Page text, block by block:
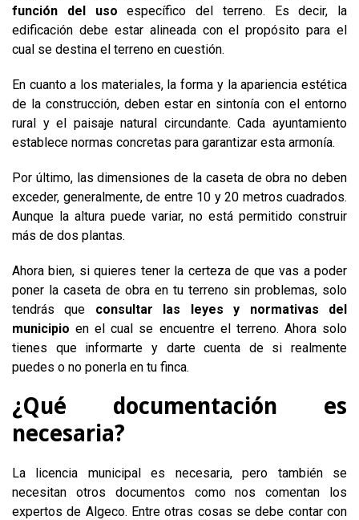
función del uso específico del terreno. Es decir, la
edificación debe estar alineada con el propósito para el
cual se destina el terreno en cuestión.
En cuanto a los materiales, la forma y la apariencia estética
de la construcción, deben estar en sintonía con el entorno
rural y el paisaje natural circundante. Cada ayuntamiento
establece normas concretas para garantizar esta armonía.
Por último, las dimensiones de la caseta de obra no deben
exceder, generalmente, de entre 10 y 20 metros cuadrados.
Aunque la altura puede variar, no está permitido construir
más de dos plantas.
Ahora bien, si quieres tener la certeza de que vas a poder
poner la caseta de obra en tu terreno sin problemas, solo
tendrás que consultar las leyes y normativas del
municipioen el cual se encuentre el terreno. Ahora solo
tienes que informarte y darte cuenta de si realmente
puedes o no ponerla en tu finca.
¿Qué documentación es
necesaria?
La licencia municipal es necesaria, pero también se
necesitan otros documentos como nos comentan los
expertos de Algeco. Entre otras cosas se debe contar con